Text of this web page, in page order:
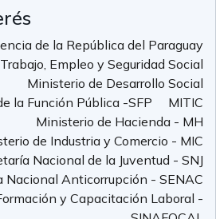
de la República del Paraguay
Empleo y Seguridad Social
Ministerio de Desarrollo Social
la Función Pública -SFP
MITIC
Ministerio de Hacienda - MH
de Industria y Comercio - MIC
Nacional de la Juventud - SNJ
Nacional Anticorrupción - SENAC
y Capacitación Laboral -